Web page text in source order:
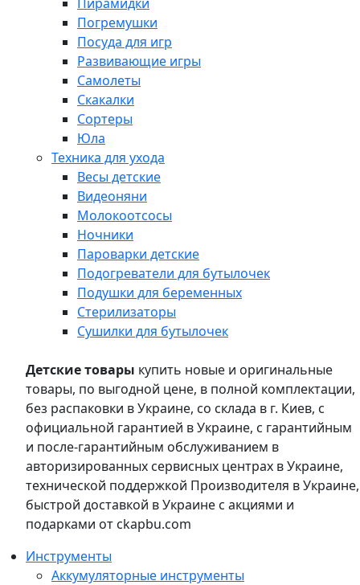
Погремушки
Посуда для игр
Развивающие игры
Самолеты
Скакалки
Сортеры
Юла
Техника для ухода
Весы детские
Видеоняни
Молокоотсосы
Ночники
Пароварки детские
Подогреватели для бутылочек
Подушки для беременных
Стерилизаторы
Сушилки для бутылочек
Детские товары купить новые и оригинальные
товары, по выгодной цене, в полной комплектации,
без распаковки в Украине, со склада в г. Киев, с
официальной гарантией в Украине, с гарантийным
и после-гарантийным обслуживанием в
авторизированных сервисных центрах в Украине,
технической поддержкой Производителя в Украине,
быстрой доставкой в Украине с акциями и
подарками от ckapbu.com
Инструменты
Аккумуляторные инструменты